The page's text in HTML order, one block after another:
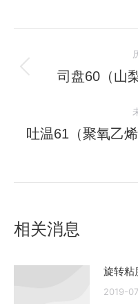
章
航
司盘60（山
吐温61（聚氧乙
相关消息
旋转
2019-